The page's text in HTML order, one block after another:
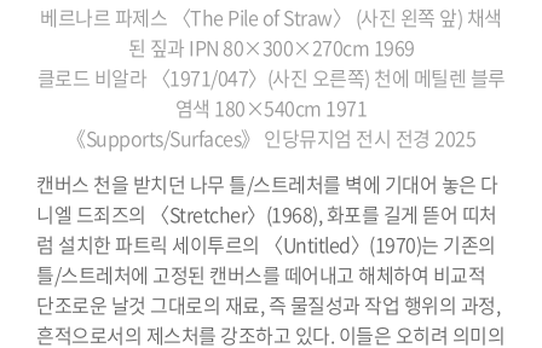
베르나르 파제스 〈The Pile of Straw〉 (사진 왼쪽 앞) 채색
된 짚과 IPN 80×300×270cm 1969
클로드 비알라 〈1971/047〉(사진 오른쪽) 천에 메틸렌 블루
염색 180×540cm 1971
《Supports/Surfaces》 인당뮤지엄 전시 전경 2025
캔버스 천을 받치던 나무 틀/스트레처를 벽에 기대어 놓은 다
니엘 드죄즈의 〈Stretcher〉(1968), 화포를 길게 뜯어 띠처
럼 설치한 파트릭 세이투르의 〈Untitled〉(1970)는 기존의
틀/스트레처에 고정된 캔버스를 떼어내고 해체하여 비교적
단조로운 날것 그대로의 재료, 즉 물질성과 작업 행위의 과정,
흔적으로서의 제스처를 강조하고 있다. 이들은 오히려 의미의